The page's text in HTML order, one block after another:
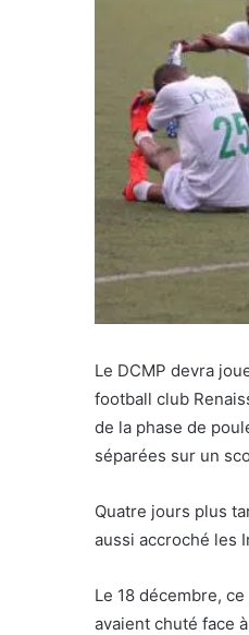
Le DCMP devra
football club
de la phase de
séparées sur un
Quatre jours plus
aussi accroché les
Le 18 décembre,
avaient chuté face